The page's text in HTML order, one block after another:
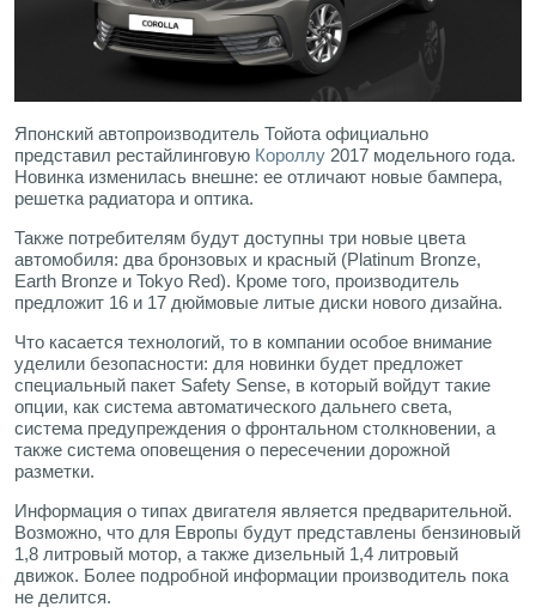
Японский автопроизводитель Тойота официально
представил рестайлинговую Короллу 2017 модельного года.
Новинка изменилась внешне: ее отличают новые бампера,
решетка радиатора и оптика.
Также потребителям будут доступны три новые цвета
автомобиля: два бронзовых и красный (Platinum Bronze,
Earth Bronze и Tokyo Red). Кроме того, производитель
предложит 16 и 17 дюймовые литые диски нового дизайна.
Что касается технологий, то в компании особое внимание
уделили безопасности: для новинки будет предложет
специальный пакет Safety Sense, в который войдут такие
опции, как система автоматического дальнего света,
система предупреждения о фронтальном столкновении, а
также система оповещения о пересечении дорожной
разметки.
Информация о типах двигателя является предварительной.
Возможно, что для Европы будут представлены бензиновый
1,8 литровый мотор, а также дизельный 1,4 литровый
движок. Более подробной информации производитель пока
не делится.